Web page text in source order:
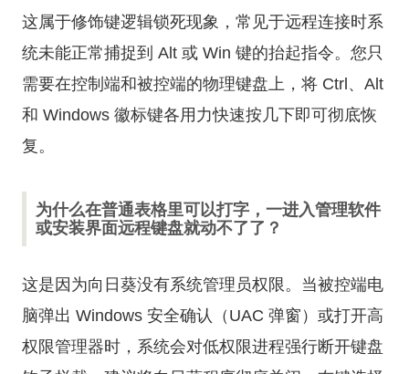
这属于修饰键逻辑锁死现象，常见于远程连接时系
统未能正常捕捉到 Alt 或 Win 键的抬起指令。您只
需要在控制端和被控端的物理键盘上，将 Ctrl、Alt
和 Windows 徽标键各用力快速按几下即可彻底恢
复。
为什么在普通表格里可以打字，一进入管理软件
或安装界面远程键盘就动不了了？
这是因为向日葵没有系统管理员权限。当被控端电
脑弹出 Windows 安全确认（UAC 弹窗）或打开高
权限管理器时，系统会对低权限进程强行断开键盘